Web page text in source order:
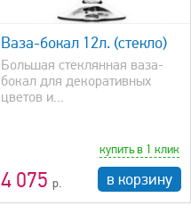
Ваза-бокал 12л. (стекло)
Большая стеклянная ваза-
бокал для декоративных
цветов и...
4 075
купить в 1 клик
в корзину